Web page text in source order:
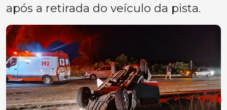
após a retirada do veículo da pista.